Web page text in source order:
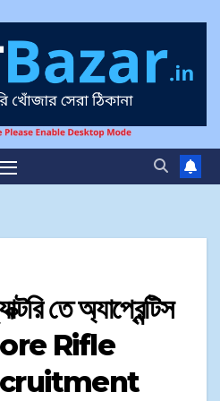
তে অ্যাপ্রেন্টিস
Rifle